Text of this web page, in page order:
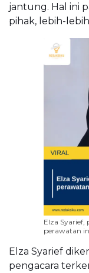
jantung. Hal ini
pihak, lebih-
Elza
perawatan
Elza Syarief
pengacara